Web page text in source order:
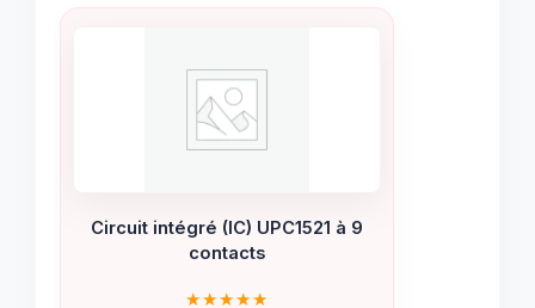
Circuit intégré (IC) UPC1521 à 9
contacts